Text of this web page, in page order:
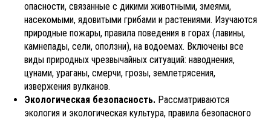
опасности, связанные с дикими животными, змеями,
насекомыми, ядовитыми грибами и растениями. Изучаются
природные пожары, правила поведения в горах (лавины,
камнепады, сели, оползни), на водоемах. Включены все
виды природных чрезвычайных ситуаций: наводнения,
цунами, ураганы, смерчи, грозы, землетрясения,
извержения вулканов.
Экологическая безопасность. Рассматриваются
экология и экологическая культура, правила безопасного